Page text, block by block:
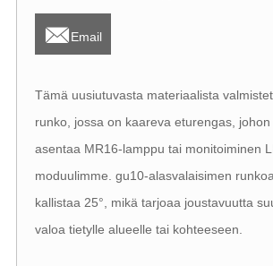
Email
Tämä uusiutuvasta materiaalista
runko, jossa on kaareva eturengas, johon
asentaa MR16-lamppu tai monitoiminen
moduulimme. gu10-alasvalaisimen
kallistaa 25°, mikä tarjoaa joustavuutta
valoa tietylle alueelle tai kohteeseen.